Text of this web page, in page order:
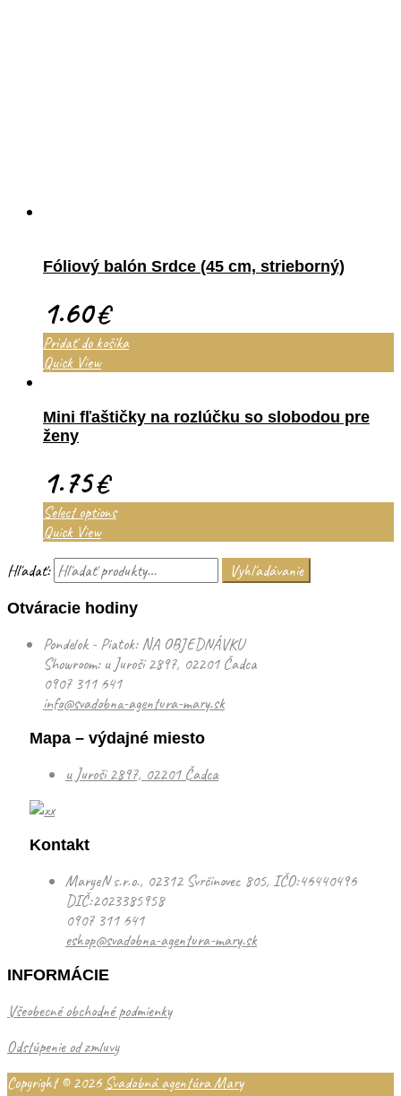
Fóliový balón Srdce (45 cm, strieborný)
1.60€
Pridať do košíka
Quick View
Mini fľaštičky na rozlúčku so slobodou pre
ženy
1.75€
Select options
Quick View
Hľadať:
Vyhľadávanie
Otváracie hodiny
Pondelok - Piatok: NA OBJEDNÁVKU
Showroom: u Juroši 2897, 02201 Čadca
0907 311 641
info@svadobna-agentura-mary.sk
Mapa – výdajné miesto
u Juroši 2897, 02201 Čadca
Kontakt
MaryeN s.r.o., 02312 Svrčinovec 805, IČO:46440496
DIČ:2023385958
0907 311 641
eshop@svadobna-agentura-mary.sk
INFORMÁCIE
Všeobecné obchodné podmienky
Odstúpenie od zmluvy
Copyright © 2026 Svadobná agentúra Mary